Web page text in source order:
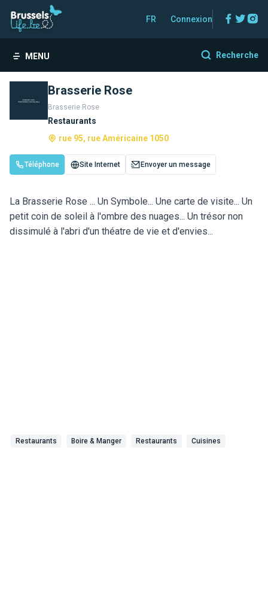
FR Connexion
MENU Recherche
Brasserie Rose
Brasserie Rose
Restaurants
rue 95, rue Américaine 1050
Téléphone Site Internet Envoyer un message
La Brasserie Rose ... Un Symbole... Une carte de visite... Un
petit coin de soleil à l'ombre des nuages... Un trésor non
dissimulé à l'abri d'un théatre de vie et d'envies...
Restaurants Boire & Manger Restaurants Cuisines